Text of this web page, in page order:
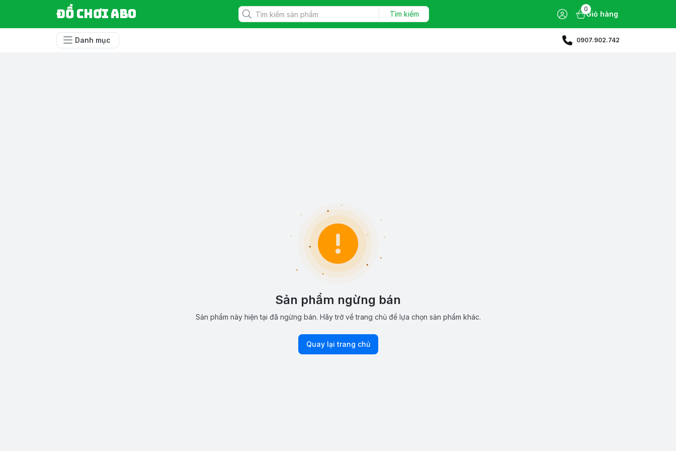
Đồ chơi ABO Tìm kiếm
0
Giỏ hàng
Danh mục 0907.902.742
Sản phẩm ngừng bán
Sản phẩm này hiện tại đã ngừng bán. Hãy trở về trang chủ để lựa chọn sản phẩm khác.
Quay lại trang chủ